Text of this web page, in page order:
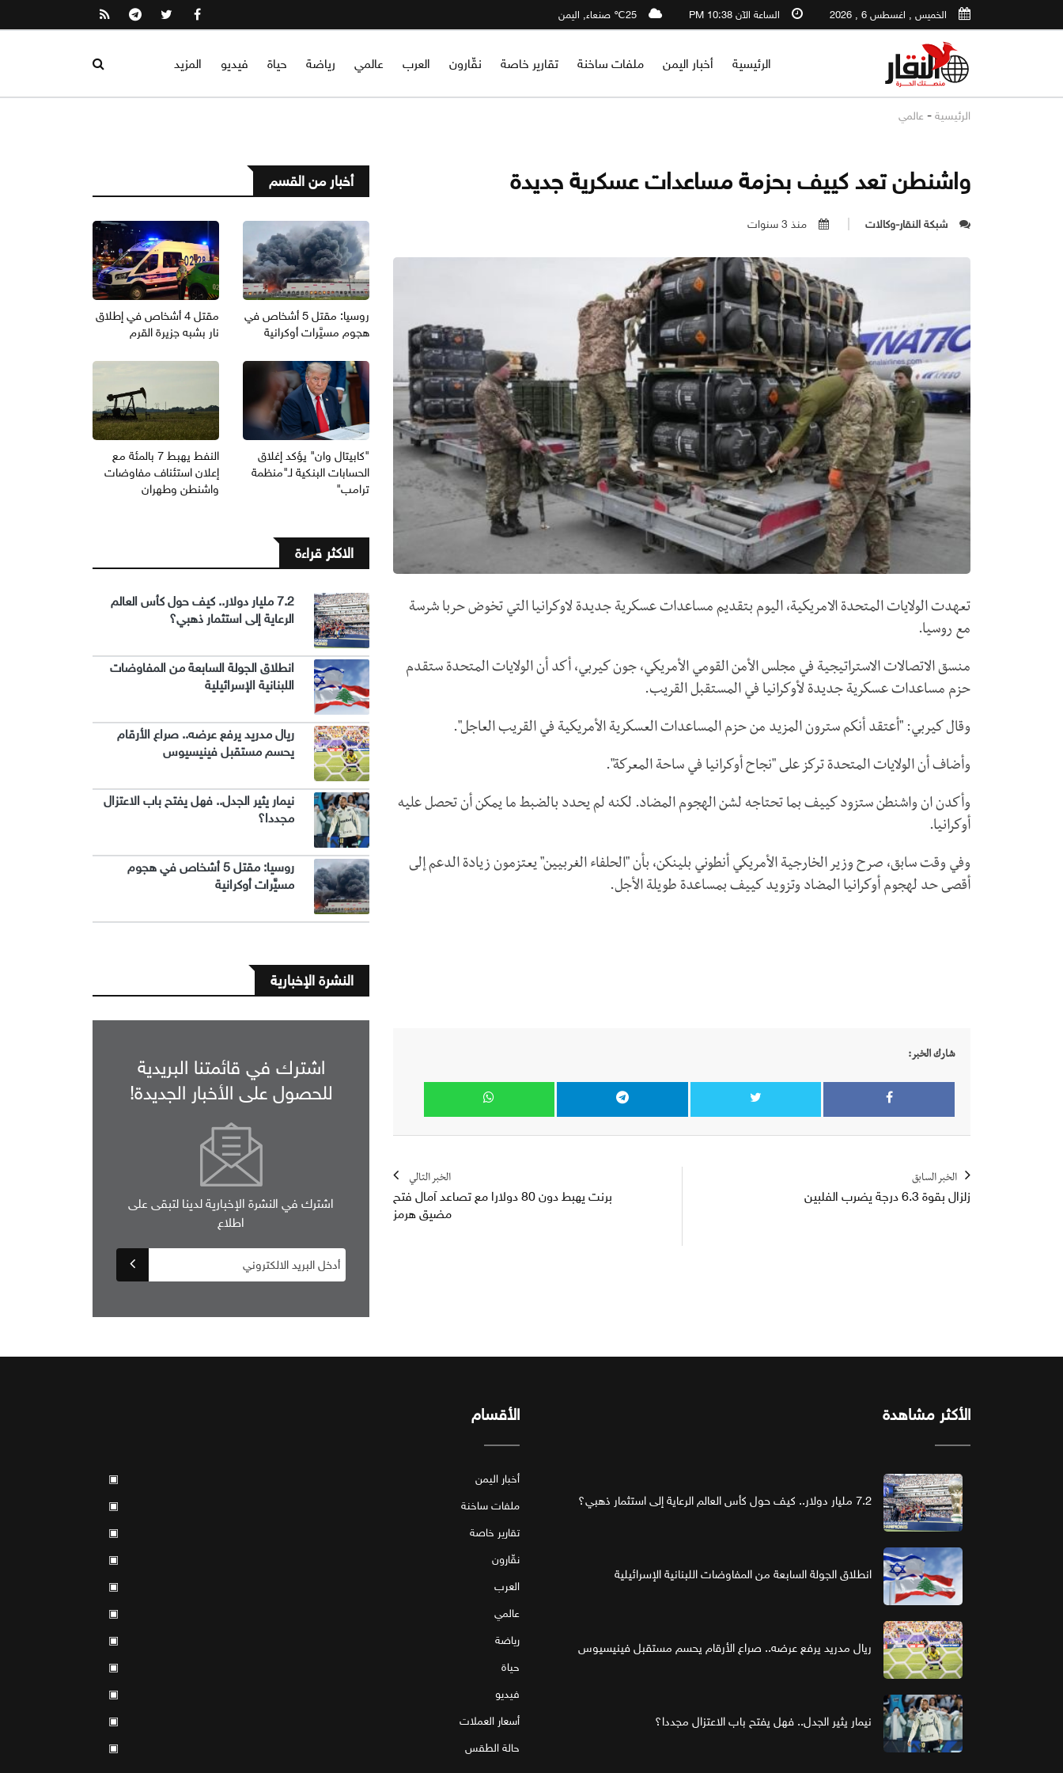
الخميس , اغسطس 6 , 2026 الساعة الآن 10:38 PM 25℃ صنعاء, اليمن
الرئيسية أخبار اليمن ملفات ساخنة تقارير خاصة نقّارون العرب عالمي رياضة حياة فيديو المزيد
الرئيسية - عالمي
واشنطن تعد كييف بحزمة مساعدات عسكرية جديدة
شبكة النقار-وكالات منذ 3 سنوات
تعهدت الولايات المتحدة الامريكية، اليوم بتقديم مساعدات عسكرية جديدة لاوكرانيا التي تخوض حربا شرسة
مع روسيا.
منسق الاتصالات الاستراتيجية في مجلس الأمن القومي الأمريكي، جون كيربي، أكد أن الولايات المتحدة ستقدم
حزم مساعدات عسكرية جديدة لأوكرانيا في المستقبل القريب.
وقال كيربي: "أعتقد أنكم سترون المزيد من حزم المساعدات العسكرية الأمريكية في القريب العاجل".
وأضاف أن الولايات المتحدة تركز على "نجاح أوكرانيا في ساحة المعركة".
وأكدن ان واشنطن ستزود كييف بما تحتاجه لشن الهجوم المضاد. لكنه لم يحدد بالضبط ما يمكن أن تحصل عليه
أوكرانيا.
وفي وقت سابق، صرح وزير الخارجية الأمريكي أنطوني بلينكن، بأن "الحلفاء الغربيين" يعتزمون زيادة الدعم إلى
أقصى حد لهجوم أوكرانيا المضاد وتزويد كييف بمساعدة طويلة الأجل.
شارك الخبر:
الخبر السابق
زلزال بقوة 6.3 درجة يضرب الفلبين
الخبر التالي
برنت يهبط دون 80 دولارا مع تصاعد آمال فتح
مضيق هرمز
أخبار من القسم
روسيا: مقتل 5 أشخاص في
هجوم مسيَّرات أوكرانية
مقتل 4 أشخاص في إطلاق
نار بشبه جزيرة القرم
"كابيتال وان" يؤكد إغلاق
الحسابات البنكية لـ"منظمة
ترامب"
النفط يهبط 7 بالمئة مع
إعلان استئناف مفاوضات
واشنطن وطهران
الاكثر قراءة
7.2 مليار دولار.. كيف حول كأس العالم
الرعاية إلى استثمار ذهبي؟
انطلاق الجولة السابعة من المفاوضات
اللبنانية الإسرائيلية
ريال مدريد يرفع عرضه.. صراع الأرقام
يحسم مستقبل فينيسيوس
نيمار يثير الجدل.. فهل يفتح باب الاعتزال
مجددا؟
روسيا: مقتل 5 أشخاص في هجوم
مسيَّرات أوكرانية
النشرة الإخبارية
اشترك في قائمتنا البريدية
للحصول على الأخبار الجديدة!
اشترك في النشرة الإخبارية لدينا لتبقى على
اطلاع
الأكثر مشاهدة
7.2 مليار دولار.. كيف حول كأس العالم الرعاية إلى استثمار ذهبي؟
انطلاق الجولة السابعة من المفاوضات اللبنانية الإسرائيلية
ريال مدريد يرفع عرضه.. صراع الأرقام يحسم مستقبل فينيسيوس
نيمار يثير الجدل.. فهل يفتح باب الاعتزال مجددا؟
الأقسام
أخبار اليمن
▣
ملفات ساخنة
▣
تقارير خاصة
▣
نقّارون
▣
العرب
▣
عالمي
▣
رياضة
▣
حياة
▣
فيديو
▣
أسعار العملات
▣
حالة الطقس
▣